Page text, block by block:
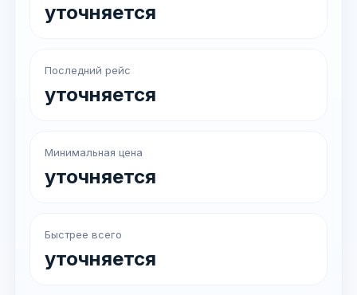
уточняется
Последний рейс
уточняется
Минимальная цена
уточняется
Быстрее всего
уточняется